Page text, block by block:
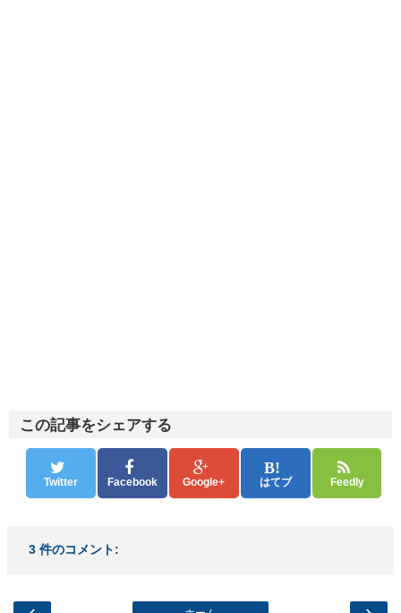
この記事をシェアする
Twitter Facebook Google+ はてブ Feedly
3 件のコメント: